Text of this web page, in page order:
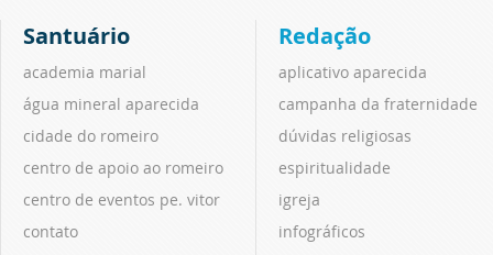
Santuário
academia marial
água mineral aparecida
cidade do romeiro
centro de apoio ao romeiro
centro de eventos pe. vitor
contato
Redação
aplicativo aparecida
campanha da fraternidade
dúvidas religiosas
espiritualidade
igreja
infográficos